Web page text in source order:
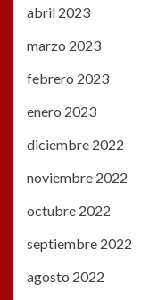
abril 2023
marzo 2023
febrero 2023
enero 2023
diciembre 2022
noviembre 2022
octubre 2022
septiembre 2022
agosto 2022